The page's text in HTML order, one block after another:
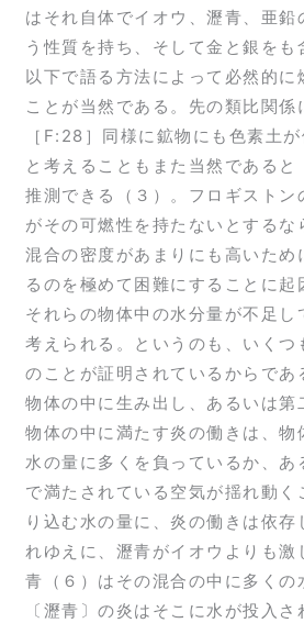
はそれ自体でイオウ、瀝青、亜鉛
う性質を持ち、そして金と銀を
以下で語る方法によって必然的に
ことが当然である。先の類比関係
［F:28］同様に鉱物にも色素土
と考えることもまた当然であると
推測できる（３）。フロギストン
がその可燃性を持たないとするな
混合の密度があまりにも高いため
るのを極めて困難にすることに起
それらの物体中の水分量が不足し
考えられる。というのも、いくつ
のことが証明されているからであ
物体の中に生み出し、あるいは第
物体の中に満たす炎の働きは、物
水の量に多くを負っているか、あ
で満たされている空気が揺れ動く
り込む水の量に、炎の働きは依存
れゆえに、瀝青がイオウよりも激
青（６）はその混合の中に多くの
〔瀝青〕の炎はそこに水が投入さ